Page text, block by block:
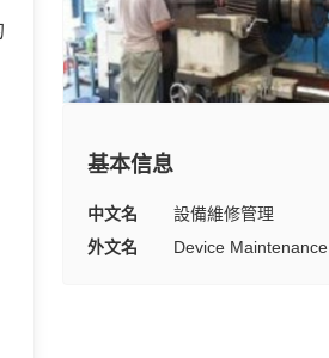
基本信息
中文名
設備維修管理
外文名
Device Maintenance